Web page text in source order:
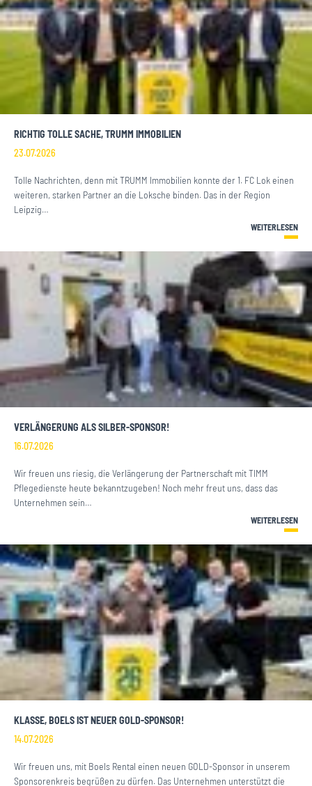
RICHTIG TOLLE SACHE, TRUMM IMMOBILIEN
23.07.2026
Tolle Nachrichten, denn mit TRUMM Immobilien konnte der 1. FC Lok einen
weiteren, starken Partner an die Loksche binden. Das in der Region
Leipzig…
WEITERLESEN
VERLÄNGERUNG ALS SILBER-SPONSOR!
16.07.2026
Wir freuen uns riesig, die Verlängerung der Partnerschaft mit TIMM
Pflegedienste heute bekanntzugeben! Noch mehr freut uns, dass das
Unternehmen sein…
WEITERLESEN
KLASSE, BOELS IST NEUER GOLD-SPONSOR!
14.07.2026
Wir freuen uns, mit Boels Rental einen neuen GOLD-Sponsor in unserem
Sponsorenkreis begrüßen zu dürfen. Das Unternehmen unterstützt die